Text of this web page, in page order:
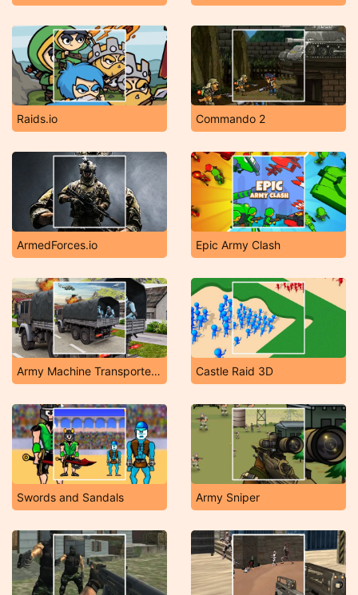
Raids.io Commando 2
ArmedForces.io Epic Army Clash
Army Machine Transporter Truck Castle Raid 3D
Swords and Sandals Army Sniper